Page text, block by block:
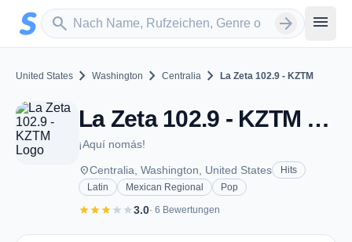
Zum Hauptinhalt springen
search
Sender suchen arrow_forward menu
United States chevron_right Washington chevron_right Centralia chevron_right La Zeta 102.9 - KZTM
La Zeta 102.9 - KZTM - FM 102.9 - Centralia, WA
¡Aquí nomás!
placeCentralia, Washington, United States
Hits
Latin
Mexican Regional Pop
starstarstarstar star3.0· 6 Bewertungen